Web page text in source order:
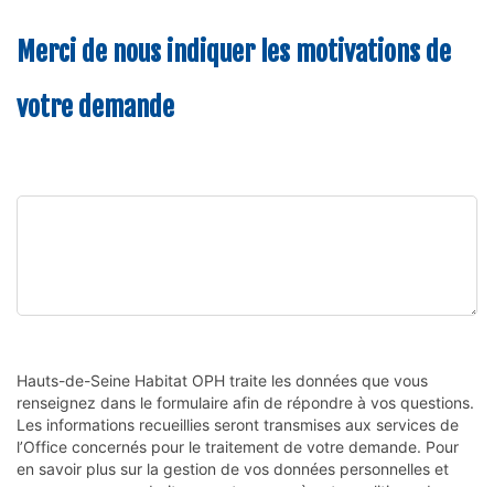
Merci de nous indiquer les motivations de
votre demande
Hauts-de-Seine Habitat OPH traite les données que vous
renseignez dans le formulaire afin de répondre à vos questions.
Les informations recueillies seront transmises aux services de
l’Office concernés pour le traitement de votre demande. Pour
en savoir plus sur la gestion de vos données personnelles et